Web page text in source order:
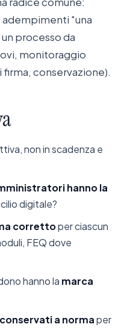
"una
processo da
monitoraggio
conservazione).
non in scadenza e
hanno la
digitale?
correttoper ciascun
FEQ dove
hanno la marca
conservati a normaper